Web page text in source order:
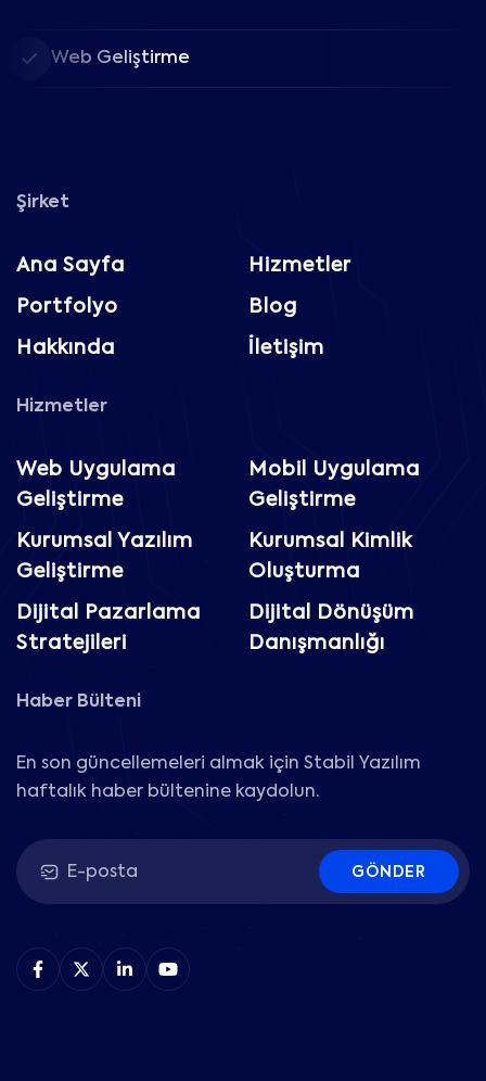
Web Geliştirme
Şirket
Ana Sayfa Hizmetler
Portfolyo Blog
Hakkında İletişim
Hizmetler
Web Uygulama
Geliştirme
Mobil Uygulama
Geliştirme
Kurumsal Yazılım
Geliştirme
Kurumsal Kimlik
Oluşturma
Dijital Pazarlama
Stratejileri
Dijital Dönüşüm
Danışmanlığı
Haber Bülteni
En son güncellemeleri almak için Stabil Yazılım
haftalık haber bültenine kaydolun.
GÖNDER